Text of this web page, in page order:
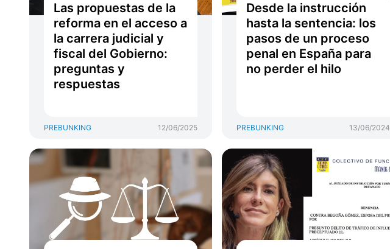
Las propuestas de la
reforma en el acceso a
la carrera judicial y
fiscal del Gobierno:
preguntas y
respuestas
PREBUNKING 12/06/2025
Desde la instrucción
hasta la sentencia: los
pasos de un proceso
penal en España para
no perder el hilo
PREBUNKING 13/06/2024